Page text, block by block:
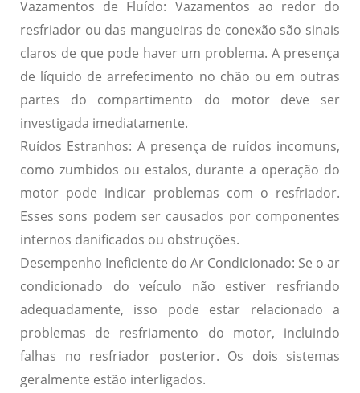
Vazamentos de Fluído: Vazamentos ao redor do
resfriador ou das mangueiras de conexão são sinais
claros de que pode haver um problema. A presença
de líquido de arrefecimento no chão ou em outras
partes do compartimento do motor deve ser
investigada imediatamente.
Ruídos Estranhos: A presença de ruídos incomuns,
como zumbidos ou estalos, durante a operação do
motor pode indicar problemas com o resfriador.
Esses sons podem ser causados por componentes
internos danificados ou obstruções.
Desempenho Ineficiente do Ar Condicionado: Se o ar
condicionado do veículo não estiver resfriando
adequadamente, isso pode estar relacionado a
problemas de resfriamento do motor, incluindo
falhas no resfriador posterior. Os dois sistemas
geralmente estão interligados.